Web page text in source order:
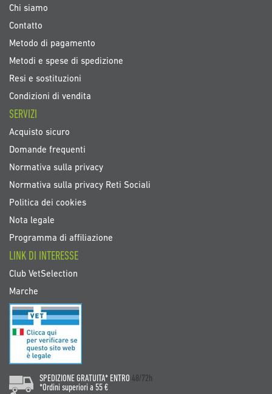
Chi siamo
Contatto
Metodo di pagamento
Metodi e spese di spedizione
Resi e sostituzioni
Condizioni di vendita
SERVIZI
Acquisto sicuro
Domande frequenti
Normativa sulla privacy
Normativa sulla privacy Reti Sociali
Politica dei cookies
Nota legale
Programma di affiliazione
LINK DI INTERESSE
Club VetSelection
Marche
SPEDIZIONE GRATUITA* ENTRO 48/72h
*Ordini superiori a 55 €